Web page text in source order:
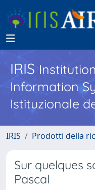
IRIS
Information
Istituzionale
IRIS Prodotti della
Sur quelques
Pascal